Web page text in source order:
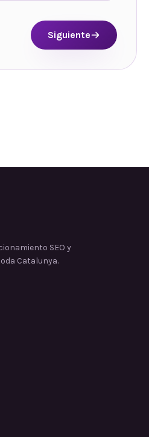
Siguiente
SEO y
Catalunya.